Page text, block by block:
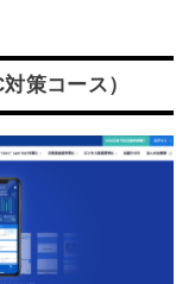
策コース）